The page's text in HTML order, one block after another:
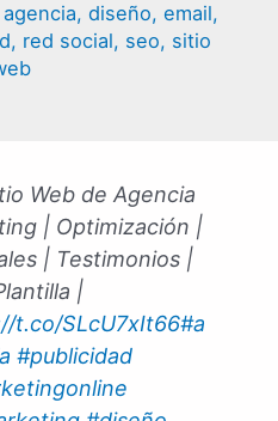
agencia, diseño, email,
, red social, seo, sitio
Web de Agencia
| Optimización |
| Testimonios |
|
t.co/SLcU7xIt66#a
#publicidad